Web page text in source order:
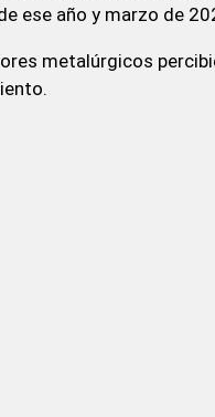
ese año y marzo de
metalúrgicos